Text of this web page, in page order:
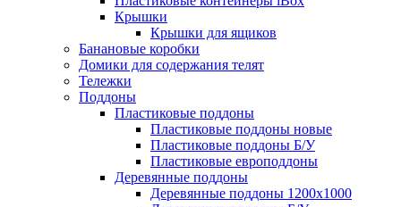
Крышки
Крышки для ящиков
Банановые коробки
Домики для содержания телят
Тележки
Поддоны
Пластиковые поддоны
Пластиковые поддоны новые
Пластиковые поддоны Б/У
Пластиковые европоддоны
Деревянные поддоны
Деревянные поддоны 1200х1000